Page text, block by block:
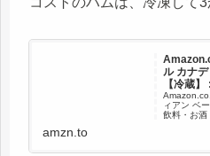
ル カナ
【冷蔵
ィアン ベ
飲料・お酒
amzn.to